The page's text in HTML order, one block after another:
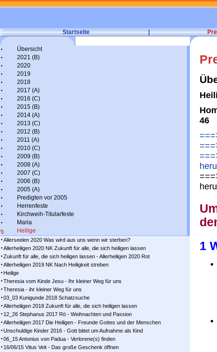
Startseite |
Übersicht
2021 (B)
2020
2019
2018
2017 (A)
2016 (C)
2015 (B)
2014 (A)
2013 (C)
2012 (B)
2011 (A)
2010 (C)
2009 (B)
2008 (A)
2007 (C)
2006 (B)
2005 (A)
Predigten vor 2005
Herrenfeste
Kirchweih-Titularfeste
Maria
Heilige
Allerseelen 2020 Was wird aus uns wenn wir sterben?
Allerheiligen 2020 NK Zukunft für alle, die sich heiligen lassen
Zukunft für alle, die sich heiligen lassen - Allerheiligen 2020 Rot
Allerheiligen 2019 NK Nach Heiligkeit streben
Heilige
Theresia vom Kinde Jesu - Ihr kleiner Weg für uns
Theresia - ihr kleiner Weg für uns
03_03 Kunigunde 2018 Schatzsuche
Allerheiligen 2018 Zukunft für alle, die sich heiligen lassen
12_26 Stephanus 2017 Rö - Weihnachten und Passion
Allerheiligen 2017 Die Heiligen - Freunde Gottes und der Menschen
Unschuldige Kinder 2016 - Gott bittet um Aufnahme als Kind
06_15 Antonius von Padua - Verlorene(s) finden
16/06/15 Vitus Veit - Das große Geschenk öffnen
46
1